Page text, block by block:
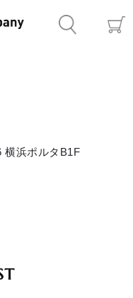
横浜ポルタB1F